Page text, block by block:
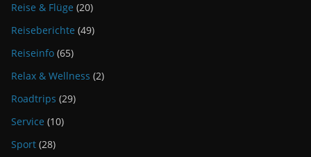
Reise & Flüge (20)
Reiseberichte (49)
Reiseinfo (65)
Relax & Wellness (2)
Roadtrips (29)
Service (10)
Sport (28)